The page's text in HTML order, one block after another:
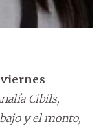
Cibils,
y el monto,